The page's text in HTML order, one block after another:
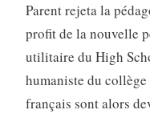
Parent rejeta la
profit de la nouvelle
utilitaire du High
humaniste du
français sont alors